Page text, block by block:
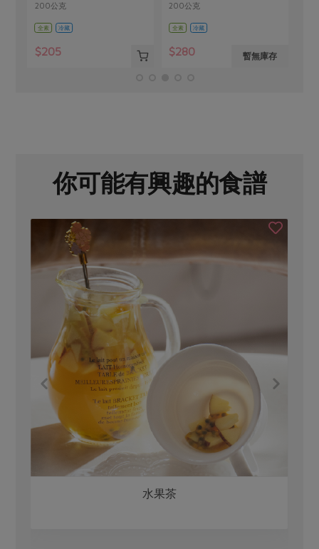
200公克
全素 冷藏
$205
200公克
全素 冷藏
$280 暫無庫存
你可能有興趣的食譜
水果茶